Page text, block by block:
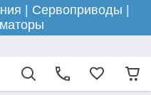
| Сервоприводы |